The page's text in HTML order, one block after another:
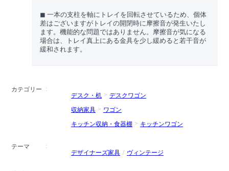
◼︎ 一本の支柱を軸にトレイを回転させているため、個体
差はございますがトレイの開閉時に摩擦音が発生いたし
ます。機能的な問題ではありません。摩擦音が気になる
場合は、トレイ真上にある金具を少し緩めると若干音が
緩和されます。
カテゴリー
デスク・机
デスクワゴン
収納家具
ワゴン
キッチン収納・食器棚
キッチンワゴン
テーマ
デザイナーズ家具
ヴィンテージ